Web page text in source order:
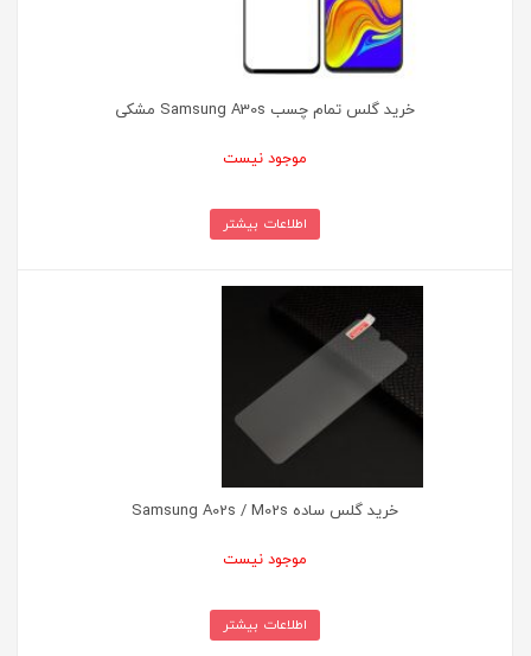
خرید گلس تمام چسب Samsung A30s مشکی
موجود نیست
اطلاعات بیشتر
خرید گلس ساده Samsung A02s / M02s
موجود نیست
اطلاعات بیشتر